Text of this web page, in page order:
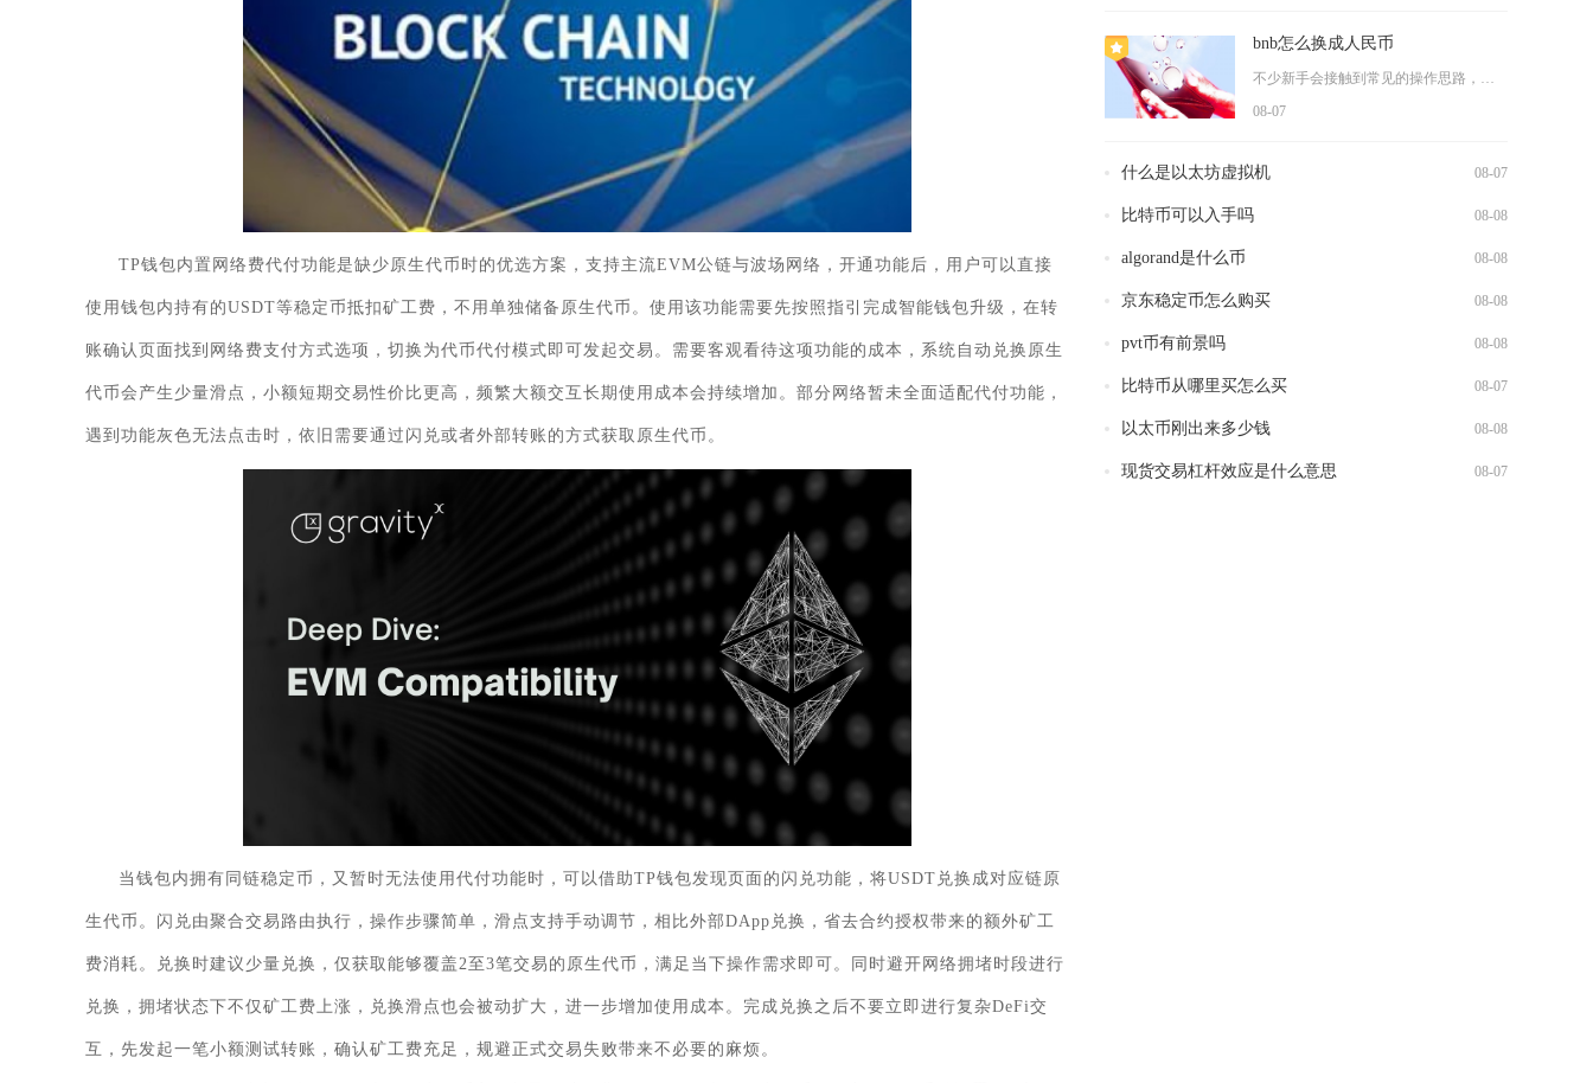
TP钱包内置网络费代付功能是缺少原生代币时的优选方案，支持主流EVM公链与波场网络，开通功能后，用户可以直接
使用钱包内持有的USDT等稳定币抵扣矿工费，不用单独储备原生代币。使用该功能需要先按照指引完成智能钱包升级，在转
账确认页面找到网络费支付方式选项，切换为代币代付模式即可发起交易。需要客观看待这项功能的成本，系统自动兑换原生
代币会产生少量滑点，小额短期交易性价比更高，频繁大额交互长期使用成本会持续增加。部分网络暂未全面适配代付功能，
遇到功能灰色无法点击时，依旧需要通过闪兑或者外部转账的方式获取原生代币。
当钱包内拥有同链稳定币，又暂时无法使用代付功能时，可以借助TP钱包发现页面的闪兑功能，将USDT兑换成对应链原
生代币。闪兑由聚合交易路由执行，操作步骤简单，滑点支持手动调节，相比外部DApp兑换，省去合约授权带来的额外矿工
费消耗。兑换时建议少量兑换，仅获取能够覆盖2至3笔交易的原生代币，满足当下操作需求即可。同时避开网络拥堵时段进行
兑换，拥堵状态下不仅矿工费上涨，兑换滑点也会被动扩大，进一步增加使用成本。完成兑换之后不要立即进行复杂DeFi交
互，先发起一笔小额测试转账，确认矿工费充足，规避正式交易失败带来不必要的麻烦。
bnb怎么换成人民币
不少新手会接触到常见的操作思路，先在交易所内通过币币交易把B...
08-07
什么是以太坊虚拟机 08-07
比特币可以入手吗 08-08
algorand是什么币 08-08
京东稳定币怎么购买 08-08
pvt币有前景吗 08-08
比特币从哪里买怎么买 08-07
以太币刚出来多少钱 08-08
现货交易杠杆效应是什么意思 08-07